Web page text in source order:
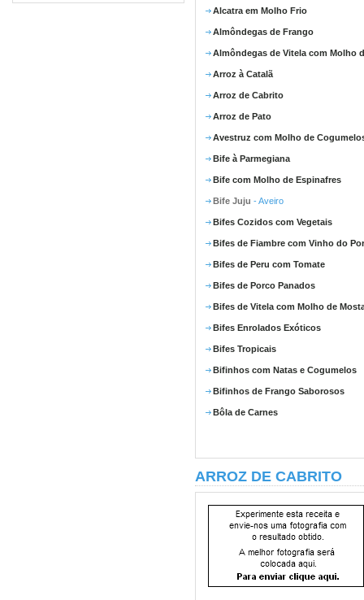
Alcatra em Molho Frio
Almôndegas de Frango
Almôndegas de Vitela com Molho
Arroz à Catalã
Arroz de Cabrito
Arroz de Pato
Avestruz com Molho de
Bife à Parmegiana
Bife com Molho de Espinafres
Bife Juju - Aveiro
Bifes Cozidos com Vegetais
Bifes de Fiambre com Vinho do
Bifes de Peru com Tomate
Bifes de Porco Panados
Bifes de Vitela com Molho de
Bifes Enrolados Exóticos
Bifes Tropicais
Bifinhos com Natas e Cogumelos
Bifinhos de Frango Saborosos
Bôla de Carnes
ARROZ DE CABRITO